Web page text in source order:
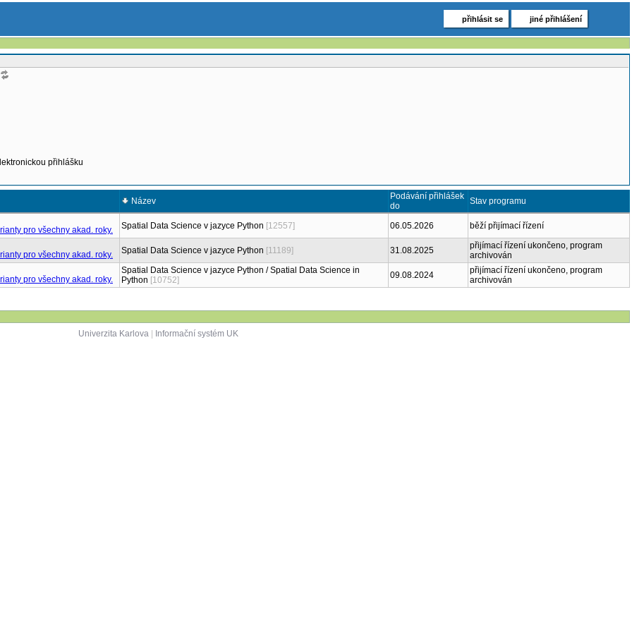
přihlásit se jiné přihlášení
přihlášku
Název
Podávání přihlášek
do
Stav programu
Spatial Data Science v jazyce Python [12557] 06.05.2026 běží přijímací řízení
Spatial Data Science v jazyce Python [11189] 31.08.2025
přijímací řízení ukončeno, program
archivován
Spatial Data Science v jazyce Python / Spatial Data Science in
Python [10752] 09.08.2024
přijímací řízení ukončeno, program
archivován
Univerzita Karlova| Informační systém UK